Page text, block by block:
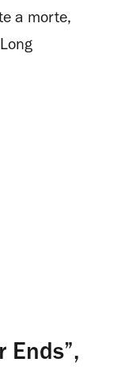
a morte,
Ends”,